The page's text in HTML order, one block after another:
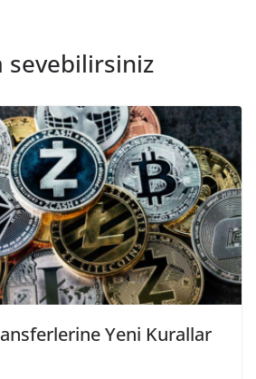
sevebilirsiniz
Yeni Kurallar